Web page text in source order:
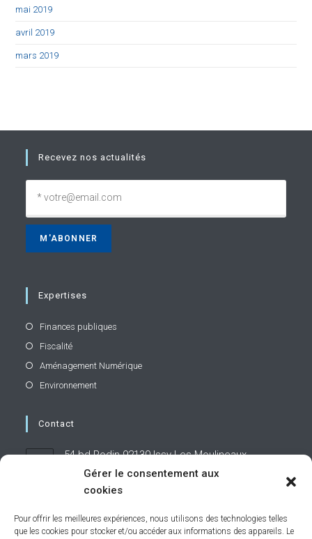
Gérer le consentement aux
cookies
Pour offrir les meilleures expériences, nous utilisons des technologies telles
que les cookies pour stocker et/ou accéder aux informations des appareils. Le
mai 2019
avril 2019
mars 2019
Recevez nos actualités
Expertises
Finances publiques
Fiscalité
Aménagement Numérique
Environnement
Contact
54 bd Rodin 92130 Issy-Les-Moulineaux
01 71 19 95 60
contact@caphornier.frS’ouvre